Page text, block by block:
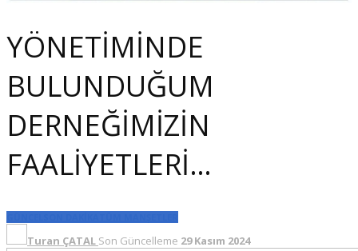
YÖNETİMİNDE
BULUNDUĞUM
DERNEĞİMİZİN
FAALİYETLERİ…
Turan ÇATAL Son Güncelleme 29 Kasım 2024